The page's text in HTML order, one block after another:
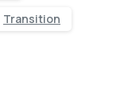
Transition